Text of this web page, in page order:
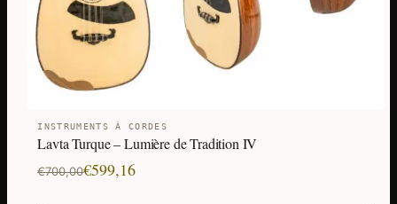
INSTRUMENTS À CORDES
Lavta Turque – Lumière de Tradition IV
€700,00
Le
€599,16
Le